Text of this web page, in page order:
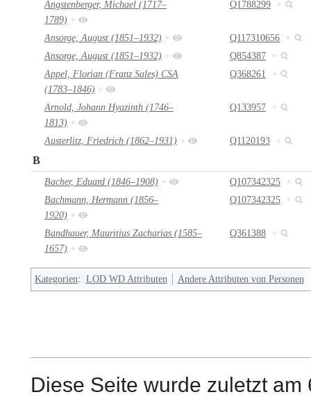
Angstenberger, Michael (1717–
1789) +
Q1788299 +
Ansorge, August (1851–1932) + Q117310656 +
Ansorge, August (1851–1932) + Q854387 +
Appel, Florian (Franz Sales) CSA
(1783–1846) +
Q368261 +
Arnold, Johann Hyazinth (1746–
1813) +
Q133957 +
Austerlitz, Friedrich (1862–1931) + Q1120193 +
B
Bacher, Eduard (1846–1908) + Q107342325 +
Bachmann, Hermann (1856–
1920) +
Q107342325 +
Bandhauer, Mauritius Zacharias (1585–
1657) +
Q361388 +
Kategorien: LOD WD Attributen Andere Attributen von Personen
Diese Seite wurde zuletzt